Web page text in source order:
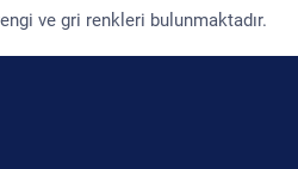
ve gri renkleri bulunmaktadır.